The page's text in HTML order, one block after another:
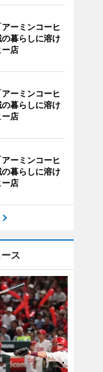
ーミンコーヒ
暮らしに溶け
店
ーミンコーヒ
暮らしに溶け
店
ーミンコーヒ
暮らしに溶け
店
ス